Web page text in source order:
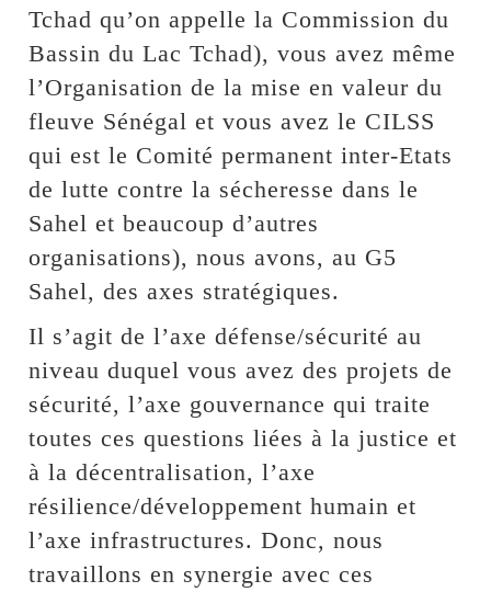
Tchad qu’on appelle la Commission du
Bassin du Lac Tchad), vous avez même
l’Organisation de la mise en valeur du
fleuve Sénégal et vous avez le CILSS
qui est le Comité permanent inter-Etats
de lutte contre la sécheresse dans le
Sahel et beaucoup d’autres
organisations), nous avons, au G5
Sahel, des axes stratégiques.
Il s’agit de l’axe défense/sécurité au
niveau duquel vous avez des projets de
sécurité, l’axe gouvernance qui traite
toutes ces questions liées à la justice et
à la décentralisation, l’axe
résilience/développement humain et
l’axe infrastructures. Donc, nous
travaillons en synergie avec ces